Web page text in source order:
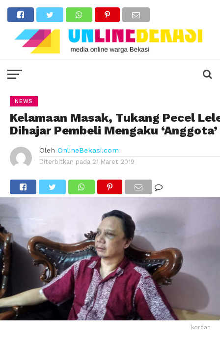
NEWS
Kelamaan Masak, Tukang Pecel
Dihajar Pembeli Mengaku ‘Anggota’
Oleh OnlineBekasi.com
Diterbitkan pada 21 Maret 2019
korban